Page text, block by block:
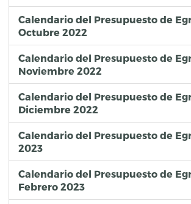
Calendario del Presupuesto de
Octubre 2022
Calendario del Presupuesto de
Noviembre 2022
Calendario del Presupuesto de
Diciembre 2022
Calendario del Presupuesto de
2023
Calendario del Presupuesto de
Febrero 2023